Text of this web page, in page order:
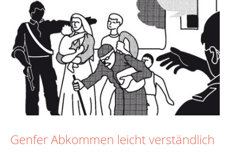
Genfer Abkommen leicht verständlich